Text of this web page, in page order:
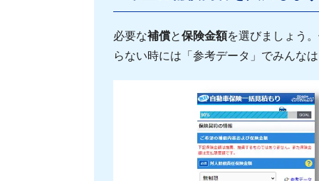
必要な補償と保険金額を選びましょう
らない時には「参考データ」でみんな